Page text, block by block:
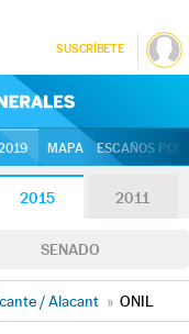
SUSCRÍBETE
MAPA ESCAÑOS
2015 2011
SENADO
/ Alacant » ONIL